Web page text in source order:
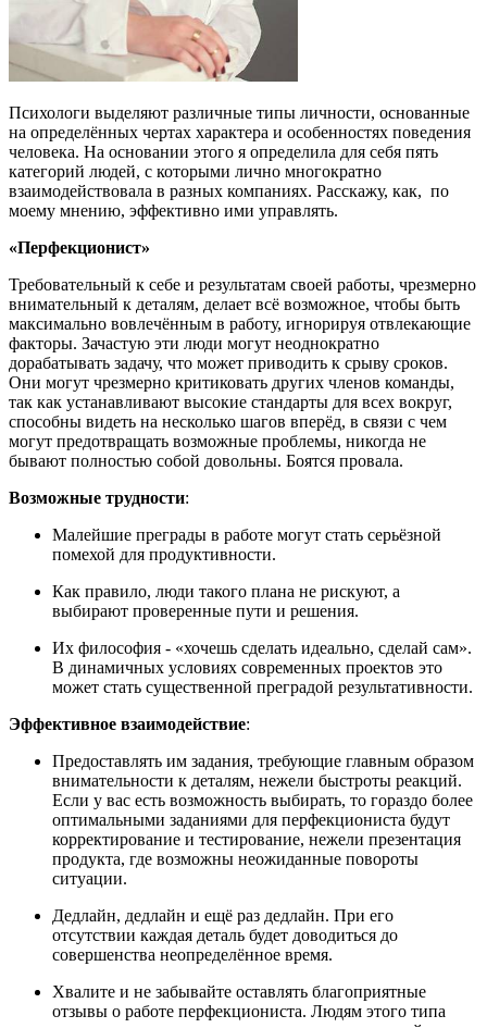
Психологи выделяют различные типы личности, основанные
на определённых чертах характера и особенностях поведения
человека. На основании этого я определила для себя пять
категорий людей, с которыми лично многократно
взаимодействовала в разных компаниях. Расскажу, как, по
моему мнению, эффективно ими управлять.
«Перфекционист»
Требовательный к себе и результатам своей работы, чрезмерно
внимательный к деталям, делает всё возможное, чтобы быть
максимально вовлечённым в работу, игнорируя отвлекающие
факторы. Зачастую эти люди могут неоднократно
дорабатывать задачу, что может приводить к срыву сроков.
Они могут чрезмерно критиковать других членов команды,
так как устанавливают высокие стандарты для всех вокруг,
способны видеть на несколько шагов вперёд, в связи с чем
могут предотвращать возможные проблемы, никогда не
бывают полностью собой довольны. Боятся провала.
Возможные трудности:
Малейшие преграды в работе могут стать серьёзной
помехой для продуктивности.
Как правило, люди такого плана не рискуют, а
выбирают проверенные пути и решения.
Их философия - «хочешь сделать идеально, сделай сам».
В динамичных условиях современных проектов это
может стать существенной преградой результативности.
Эффективное взаимодействие:
Предоставлять им задания, требующие главным образом
внимательности к деталям, нежели быстроты реакций.
Если у вас есть возможность выбирать, то гораздо более
оптимальными заданиями для перфекциониста будут
корректирование и тестирование, нежели презентация
продукта, где возможны неожиданные повороты
ситуации.
Дедлайн, дедлайн и ещё раз дедлайн. При его
отсутствии каждая деталь будет доводиться до
совершенства неопределённое время.
Хвалите и не забывайте оставлять благоприятные
отзывы о работе перфекциониста. Людям этого типа